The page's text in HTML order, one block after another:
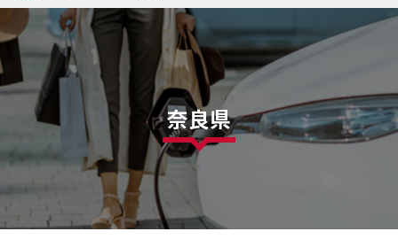
資料ダウンロード 無料お問い合わせ
電話をかける
(9:00~18:00) 050-2030-5702
法人向け
サービス
奈良県